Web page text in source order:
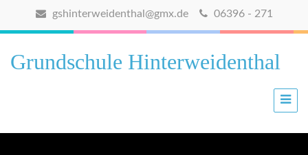
gshinterweidenthal@gmx.de 06396 - 271
Grundschule Hinterweidenthal